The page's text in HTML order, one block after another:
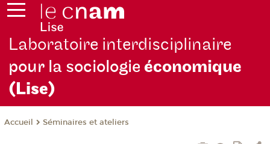
Laboratoire interdisciplinaire
pour la sociologieéconomique
(Lise)
Accueil Séminaires et ateliers